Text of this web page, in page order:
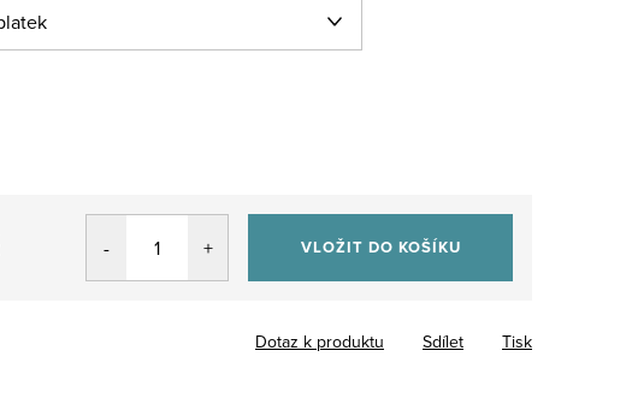
VLOŽIT DO KOŠÍKU
Tisk
Dotaz k produktu Sdílet